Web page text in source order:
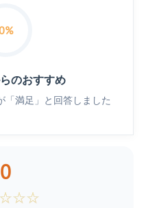
のおすすめ
「満足」と回答しました
0
☆☆☆